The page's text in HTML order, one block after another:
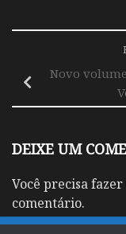
Novo
DEIXE UM
Você precisa fazer
comentário.